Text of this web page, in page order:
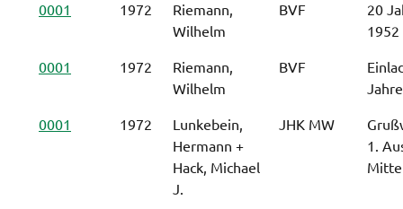
0001
1972
Riemann,
Wilhelm
BVF
20
1952
0001
1972
Riemann,
Wilhelm
BVF
0001
1972
Lunkebein,
Hermann +
Hack, Michael
J.
JHK MW
1.